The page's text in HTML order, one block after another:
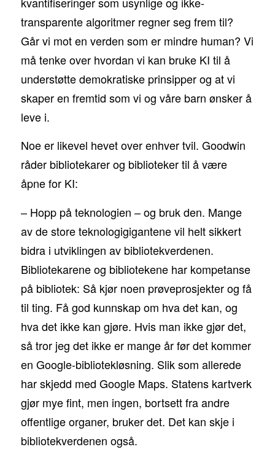
transparente algoritmer regner seg frem til?
Går vi mot en verden som er mindre human? Vi
må tenke over hvordan vi kan bruke KI til å
understøtte demokratiske prinsipper og at vi
skaper en fremtid som vi og våre barn ønsker å
leve i.
Noe er likevel hevet over enhver tvil. Goodwin
råder bibliotekarer og biblioteker til å være
åpne for KI:
– Hopp på teknologien – og bruk den. Mange
av de store teknologigigantene vil helt sikkert
bidra i utviklingen av bibliotekverdenen.
Bibliotekarene og bibliotekene har kompetanse
på bibliotek: Så kjør noen prøveprosjekter og få
til ting. Få god kunnskap om hva det kan, og
hva det ikke kan gjøre. Hvis man ikke gjør det,
så tror jeg det ikke er mange år før det kommer
en Google-bibliotekløsning. Slik som allerede
har skjedd med Google Maps. Statens kartverk
gjør mye fint, men ingen, bortsett fra andre
offentlige organer, bruker det. Det kan skje i
bibliotekverdenen også.